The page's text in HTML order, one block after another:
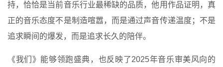
持，恰恰是当前音乐行业最稀缺的品质，他用作品证明，真
正的音乐态度不是制造喧嚣，而是通过声音传递温度；不是
追求瞬间的爆发，而是追求长久的陪伴。
《我们》能够领跑盛典，也反映了2025年音乐审美风向的